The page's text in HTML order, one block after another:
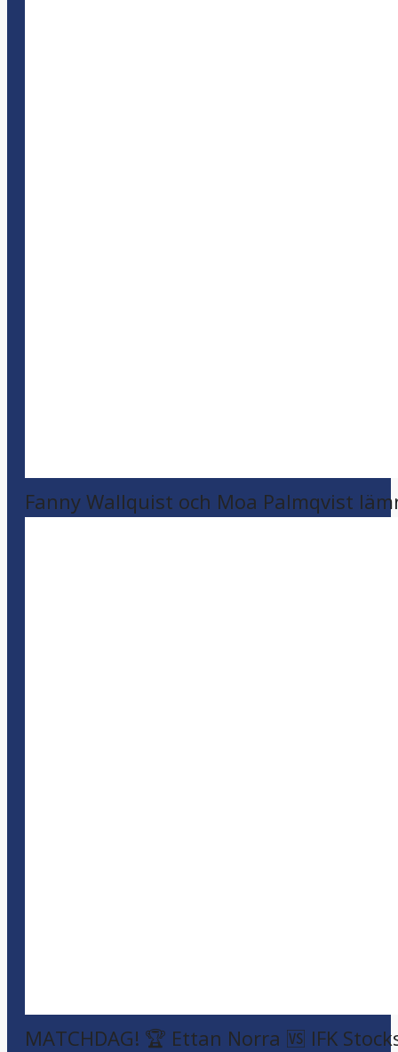
Fanny Wallquist och Moa Palmqvist
MATCHDAG! 🏆 Ettan Norra 🆚 IFK